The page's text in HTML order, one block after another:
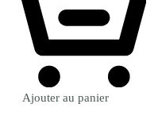
Ajouter au panier